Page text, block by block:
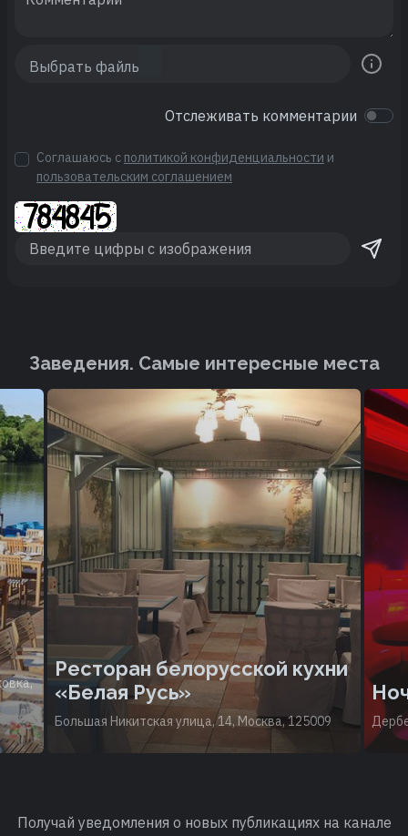
Отслеживать комментарии
Соглашаюсь с политикой конфиденциальности и
пользовательским соглашением
Заведения. Cамые интересные места
Ресторан белорусской кухни
«Белая Русь»
Большая Никитская улица, 14, Москва, 125009
Получай уведомления о новых публикациях на канале